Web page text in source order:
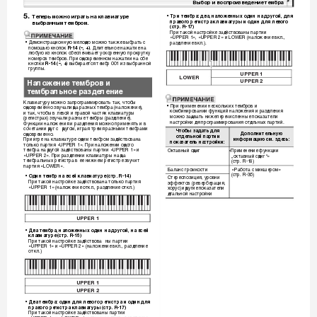
Выбор и воспроизведение тембра
5. Теперь можно играть на клавиатуре • Тр и тембра: два, наложенных один на другой, для
правого регистра клавиатуры и один для левого
выбранным тембром.
(стр. R-17)
При т акой настройке задействованы партии
«UPPER 1», «UPPER 2» и LOWER (наложение вкл.,
• Демонстр ационную мелоию можно также выбрать с разеление вкл.).
помощью кнопок R-14 (–, +) . Длительное нажатие на
любую из кнопок обеспечивает ускоренную прокрутку
номеров тембров. При оновременном нажатии на обе
кнопки R-14 (–, +) выбира ется тембр 001 из выбр а нной
группы.
UPPER 1
LOWER
UPPER 2
Наложение тембров и
тембральное разделение
Клави атуру можно запрограммировать так, чтобы
• При применении нескольких тембров и
оновременно звучали ва разных тембр а (наложение),
комбинировании функций н аложения и разеления
и так, чтобы в левой и правой частях клавиатуры
можно зада ва ть нижеперечисленные показа тели
(регистрах) звучали разные тембры (разеление).
настройки ля программирования отельных партий.
Функции н аложения и р аз еления можно применять и в
сочет ании руг с ругом, играя тремя разными тембрами Чтобы задать для
оновременно. Дополнительную
отдельной партии
При игре на клавиатуре оним тембром задействована информацию см. здесь:
показатель настройки:
только п артия «UPPER 1». При н аложении оного
тембр а на ругой задействова ны п а ртии «UPPER 1» и Октавный свиг «Применение функции
«UPPER 2». При раз елении клави атуры н а ва „октавный свиг“»
тембр а льных регистр а в ее нижнем регистре звучит (стр. R-18)
п артия «LOWER».
Баланс громкости «Р абота с микшером»
(стр. R-36)
• Один тембр на всей клавиатуре (стр. R-14) Стереопозиция, уровни
При т акой настройке задействован а только п артия эффектов (ревербер ация,
«UPPER 1» (наложение откл., р азеление откл.) хорус) и ругие пок аз атели
ета льной настройки
UPPER 1
• Два тембра, наложенных один
на другой, на всей
клавиатуре (стр. R-16)
При т акой настройке задействова ны п артии
«UPPER 1» и «UPPER 2» (на ложение вкл., р аз еление
откл.)
UPPER 1
UPPER 2
• Два тембра: оди н для левого регистра и один для
правого регистра клавиатуры (стр. R-17)
При т а кой настройке задействованы партии